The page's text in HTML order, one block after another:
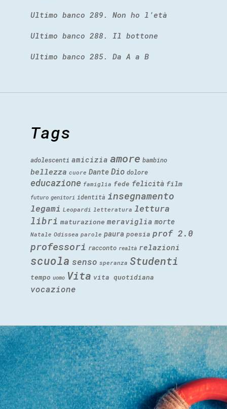
Ultimo banco 289. Non ho l’età
Ultimo banco 288. Il bottone
Ultimo banco 285. Da A a B
Tags
adolescenti amicizia amore bambino
bellezza cuore Dante Dio dolore
educazione famiglia fede felicità film
futuro genitori identità insegnamento
legami Leopardi letteratura lettura
libri maturazione meraviglia morte
Natale Odissea parole paura poesia prof 2.0
professori racconto realtà relazioni
scuola senso speranza Studenti
tempo uomo Vita vita quotidiana
vocazione